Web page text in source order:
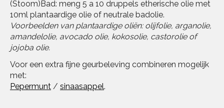
(Stoom)Bad: meng 5 a 10 druppels etherische olie met
10ml plantaardige olie of neutrale badolie.
Voorbeelden van plantaardige oliën: olijfolie, arganolie,
amandelolie, avocado olie, kokosolie, castorolie of
jojoba olie.
Voor een extra fijne geurbeleving combineren mogelijk
met:
Pepermunt / sinaasappel.